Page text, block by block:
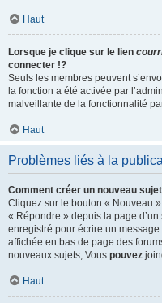
Haut
Lorsque je clique sur le lien
connecter !?
Seuls les membres peuvent
la fonction a été activée par
malveillante de la fonctionnalité
Haut
Problèmes liés à la
Comment créer un nouveau
Cliquez sur le bouton « Nouveau
« Répondre » depuis la page
enregistré pour écrire un
affichée en bas de page des
nouveaux sujets, Vous pouvez
Haut